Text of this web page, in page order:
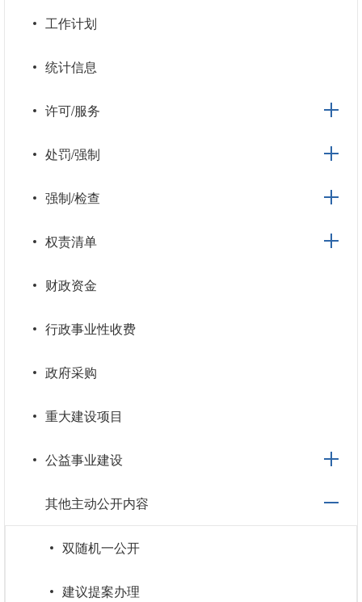
工作计划
统计信息
许可/服务
处罚/强制
强制/检查
权责清单
财政资金
行政事业性收费
政府采购
重大建设项目
公益事业建设
其他主动公开内容
双随机一公开
建议提案办理